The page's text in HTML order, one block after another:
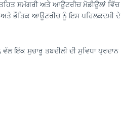
ਸਮੱਗਰੀ ਅਤੇ ਆਊਟਰੀਚ ਮੋਡੀਊਲਾਂ ਵਿੱਚ
ਅਤੇ ਭੌਤਿਕ ਆਊਟਰੀਚ ਨੂੰ ਇਸ ਪਹਿਲਕਦਮੀ ਦੇ
ਇੱਕ ਸੁਚਾਰੂ ਤਬਦੀਲੀ ਦੀ ਸੁਵਿਧਾ ਪ੍ਰਦਾਨ